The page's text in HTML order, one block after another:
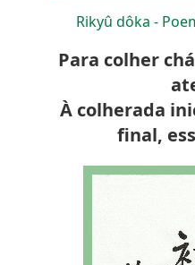
Rikyû dôka -
Para colher
À colherada
final,